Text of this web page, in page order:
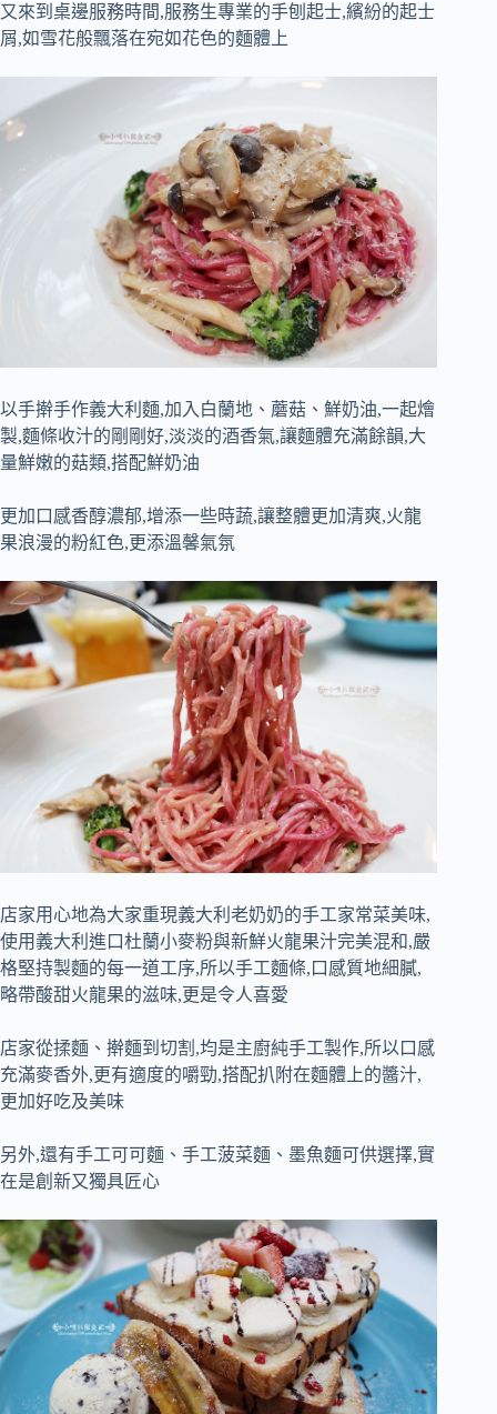
又來到桌邊服務時間,服務生專業的手刨起士,繽紛的起士
屑,如雪花般飄落在宛如花色的麵體上
以手擀手作義大利麵,加入白蘭地、蘑菇、鮮奶油,一起燴
製,麵條收汁的剛剛好,淡淡的酒香氣,讓麵體充滿餘韻,大
量鮮嫩的菇類,搭配鮮奶油
更加口感香醇濃郁,增添一些時蔬,讓整體更加清爽,火龍
果浪漫的粉紅色,更添溫馨氣氛
店家用心地為大家重現義大利老奶奶的手工家常菜美味,
使用義大利進口杜蘭小麥粉與新鮮火龍果汁完美混和,嚴
格堅持製麵的每一道工序,所以手工麵條,口感質地細膩,
略帶酸甜火龍果的滋味,更是令人喜愛
店家從揉麵、擀麵到切割,均是主廚純手工製作,所以口感
充滿麥香外,更有適度的嚼勁,搭配扒附在麵體上的醬汁,
更加好吃及美味
另外,還有手工可可麵、手工菠菜麵、墨魚麵可供選擇,實
在是創新又獨具匠心